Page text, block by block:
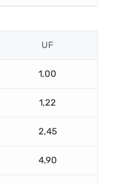
UF
1,00
1,22
2,45
4,90